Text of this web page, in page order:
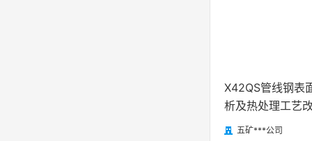
X42QS管线钢表
析及热处理工艺
 五矿***公司